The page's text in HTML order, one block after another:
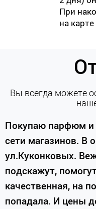
При
на
Вы всегда можете
Покупаю парфюм и
сети магазинов. В
ул.Куконковых.
подскажут,
качественная, на
попадала. И цены